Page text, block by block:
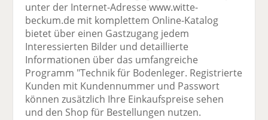
unter der Internet-Adresse www.witte-
beckum.de mit komplettem Online-Katalog
bietet über einen Gastzugang jedem
Interessierten Bilder und detaillierte
Informationen über das umfangreiche
Programm "Technik für Bodenleger. Registrierte
Kunden mit Kundennummer und Passwort
können zusätzlich Ihre Einkaufspreise sehen
und den Shop für Bestellungen nutzen.